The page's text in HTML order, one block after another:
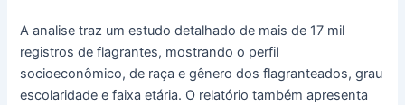
A analise traz um estudo detalhado de mais de 17 mil
registros de flagrantes, mostrando o perfil
socioeconômico, de raça e gênero dos flagranteados, grau
escolaridade e faixa etária. O relatório também apresenta